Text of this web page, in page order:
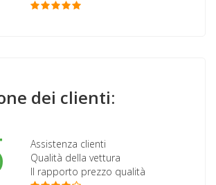
dei clienti:
Assistenza clienti
Qualità della vettura
Il rapporto prezzo qualità